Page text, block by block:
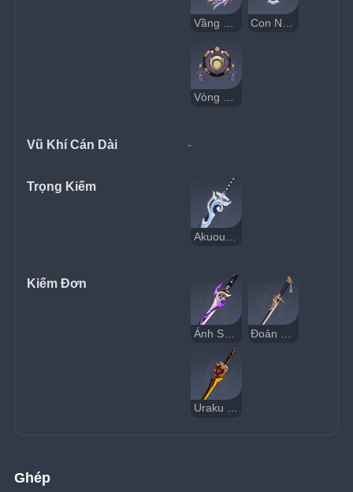
Vòng Bạch Thần
Vũ Khí Cán Dài -
Trọng Kiếm
Kiếm Đơn
Ánh Sáng Đêm Sương Mù
Uraku Misugiri
Ghép